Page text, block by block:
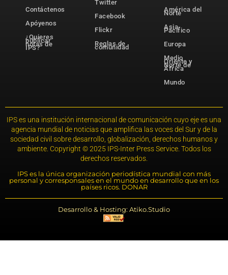
Contáctenos
Apóyenos
¿Quieres
publicar
notas de
IPS?
Twitter
Facebook
Flickr
Reglas de
comunidad
América del
Norte
Asia-
Pacífico
Europa
Medio
Oriente y
Norte de
África
Mundo
IPS es una institución internacional de comunicación cuyo eje es una
agencia mundial de noticias que amplifica las voces del Sur y de la
sociedad civil sobre desarrollo, globalización, derechos humanos y
ambiente. Copyright © 2025 IPS-Inter Press Service. Todos los
derechos reservados.
IPS es la única organización periodística mundial con más
personal y corresponsales en el mundo en desarrollo que en los
países ricos. DONAR
Desarrollo & Hosting: Atiko.Studio